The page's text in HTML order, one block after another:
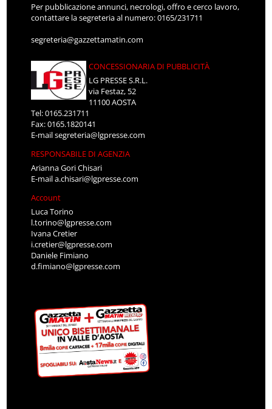
Per pubblicazione annunci, necrologi, offro e cerco lavoro,
contattare la segreteria al numero: 0165/231711
segreteria@gazzettamatin.com
CONCESSIONARIA DI PUBBLICITÀ
LG PRESSE S.R.L.
via Festaz, 52
11100 AOSTA
Tel: 0165.231711
Fax: 0165.1820141
E-mailsegreteria@lgpresse.com
RESPONSABILE DI AGENZIA
Arianna Gori Chisari
E-maila.chisari@lgpresse.com
Account
Luca Torino
l.torino@lgpresse.com
Ivana Cretier
i.cretier@lgpresse.com
Daniele Fimiano
d.fimiano@lgpresse.com